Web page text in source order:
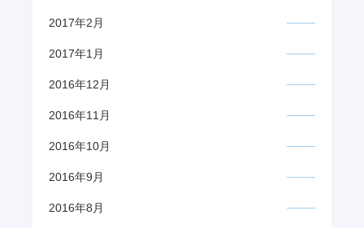
2017年2月
2017年1月
2016年12月
2016年11月
2016年10月
2016年9月
2016年8月